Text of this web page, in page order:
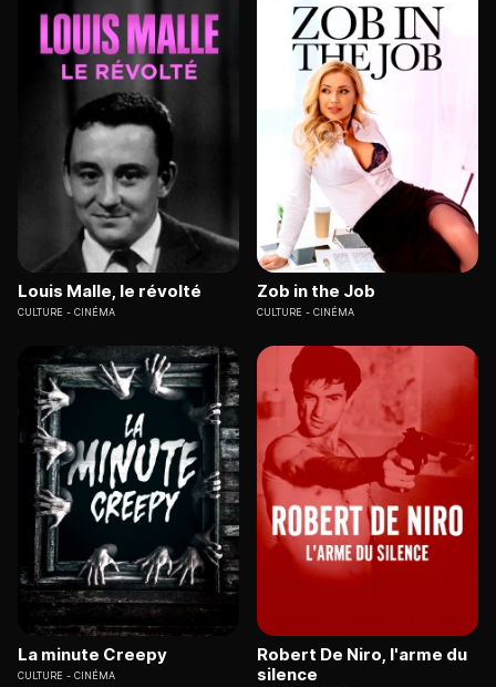
Louis Malle, le révolté
CULTURE CINÉMA
Zob in the Job
CULTURE CINÉMA
La minute Creepy
CULTURE CINÉMA
Robert De Niro, l'arme du
silence